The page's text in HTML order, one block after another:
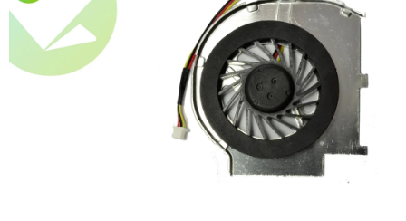
hviezdičiek.